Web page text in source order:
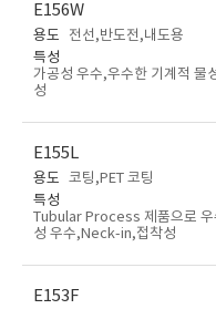
E156W
용도
전선,반도전,내도용
특성
가공성 우수,우수한 기계적 물
성
E155L
용도 코팅,PET 코팅
특성
Tubular Process 제품으로 우
성 우수,Neck-in,접착성
E153F